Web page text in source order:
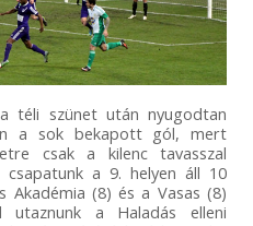
téli szünet után nyugodtan
a sok bekapott gól, mert
csak a kilenc tavasszal
a 9. helyen áll 10
Akadémia (8) és a Vasas (8)
a Haladás elleni